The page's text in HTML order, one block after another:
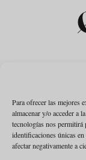
Para ofrecer las mejores
almacenar y/o acceder a
tecnologías nos permitirá
identificaciones únicas
afectar negativamente a